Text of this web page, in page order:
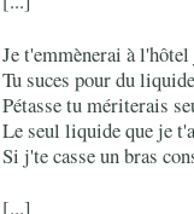
Je t'emmènerai à
Tu suces pour du
Pétasse tu mériterais
Le seul liquide que je
Si j'te casse un bras
[...]